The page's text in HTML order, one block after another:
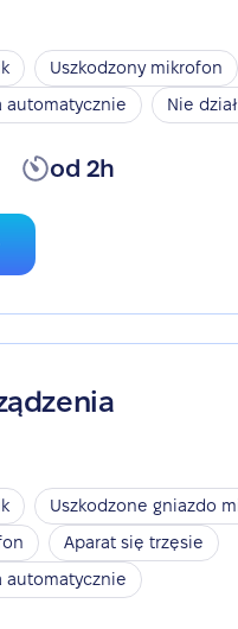
Uszkodzony mikrofon
automatycznie
Nie
od 2h
Uszkodzone gniazdo
Aparat się trzęsie
automatycznie